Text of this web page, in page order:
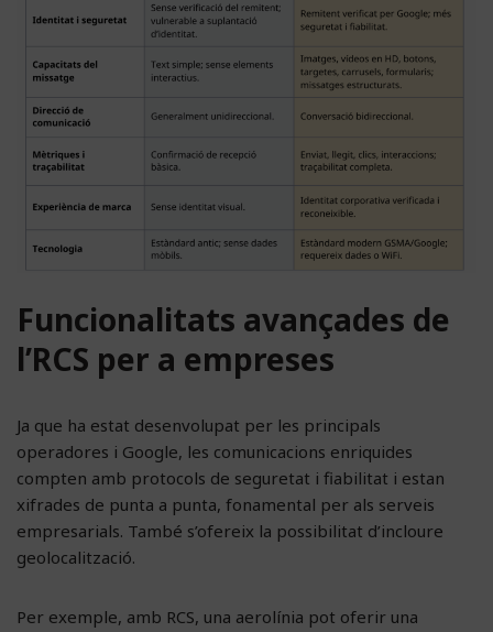
Funcionalitats avançades de
l’RCS per a empreses
Ja que ha estat desenvolupat per les principals
operadores i Google, les comunicacions enriquides
compten amb protocols de seguretat i fiabilitat i estan
xifrades de punta a punta, fonamental per als serveis
empresarials. També s’ofereix la possibilitat d’incloure
geolocalització.
Per exemple, amb RCS, una aerolínia pot oferir una